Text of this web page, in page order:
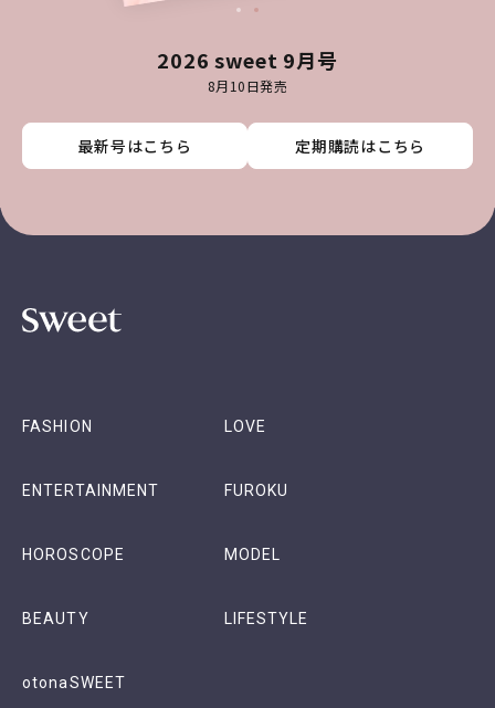
2026 sweet 9月号
8月10日発売
最新号はこちら 定期購読はこちら
最新号はこちら 定期購読はこちら
最新号はこちら 定期購読はこちら
最新号はこちら 定期購読はこちら
FASHION LOVE
ENTERTAINMENT FUROKU
HOROSCOPE MODEL
BEAUTY LIFESTYLE
otonaSWEET